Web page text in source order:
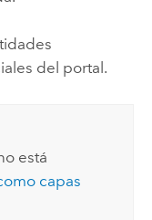
del portal.
está
capas